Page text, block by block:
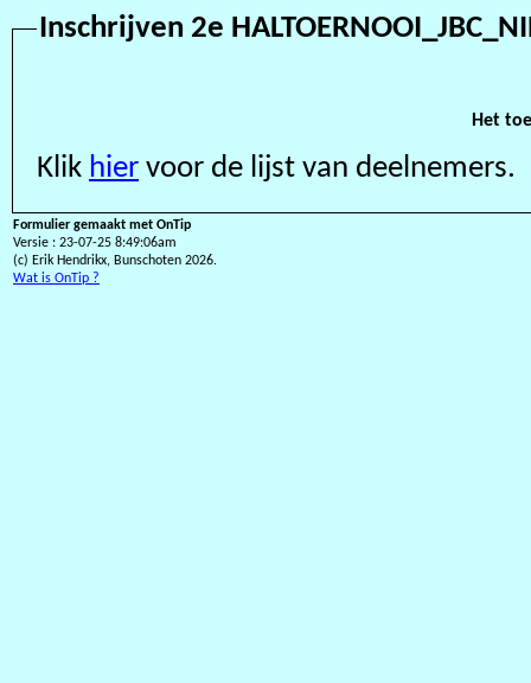
Inschrijven 2e
Het
Klik hier voor de lijst van deelnemers.
Formulier gemaakt met OnTip
Versie : 23-07-25 8:49:06am
(c) Erik Hendrikx, Bunschoten 2026.
Wat is OnTip ?